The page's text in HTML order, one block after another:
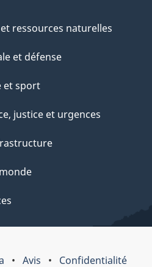
ressources naturelles
et défense
et sport
justice et urgences
Avis Confidentialité